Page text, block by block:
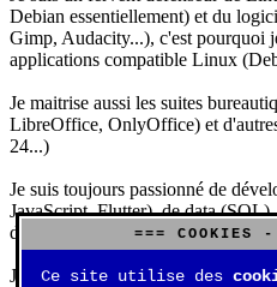
Debian essentiellement) et du
Gimp, Audacity...), c'est pourquoi
applications compatible Linux
Je maitrise aussi les suites
LibreOffice, OnlyOffice) et
24...)
Je suis toujours passionné de
JavaScript, Flutter), de data
d'IA (principalement Claude et
J'aime jouer, surtout aux jeux de
=== COOKIES
Ce site utilise des